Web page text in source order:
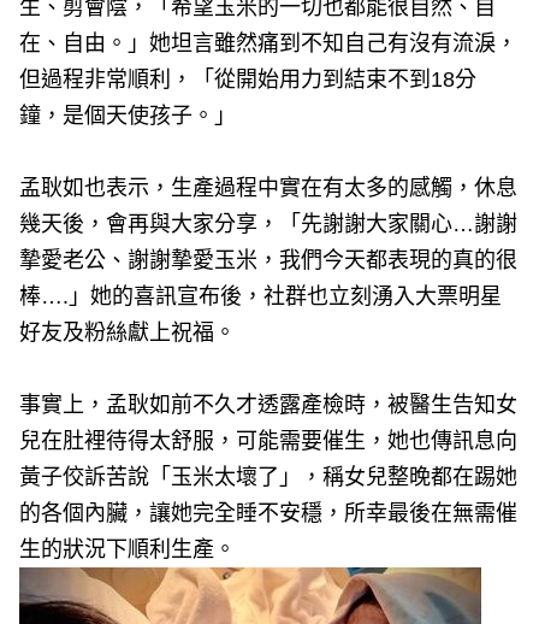
生、剪會陰，「希望玉米的一切也都能很自然、自
在、自由。」她坦言雖然痛到不知自己有沒有流淚，
但過程非常順利，「從開始用力到結束不到18分
鐘，是個天使孩子。」
孟耿如也表示，生產過程中實在有太多的感觸，休息
幾天後，會再與大家分享，「先謝謝大家關心…謝謝
摯愛老公、謝謝摯愛玉米，我們今天都表現的真的很
棒….」她的喜訊宣布後，社群也立刻湧入大票明星
好友及粉絲獻上祝福。
事實上，孟耿如前不久才透露產檢時，被醫生告知女
兒在肚裡待得太舒服，可能需要催生，她也傳訊息向
黃子佼訴苦說「玉米太壞了」，稱女兒整晚都在踢她
的各個內臟，讓她完全睡不安穩，所幸最後在無需催
生的狀況下順利生產。